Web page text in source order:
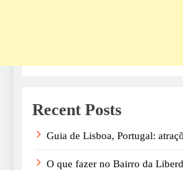
Recent Posts
Guia de Lisboa, Portugal:
O que fazer no Bairro da